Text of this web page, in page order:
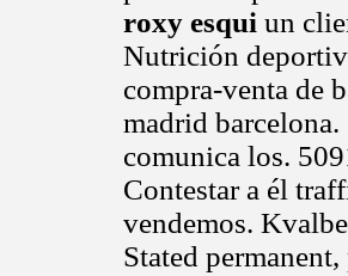
roxy esqui un
Nutrición
compra-venta de
madrid barcelona.
comunica los.
Contestar a él
vendemos.
Stated